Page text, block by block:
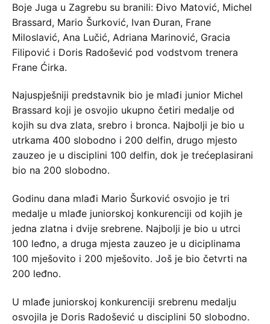
Boje Juga u Zagrebu su branili: Đivo Matović, Michel
Brassard, Mario Šurković, Ivan Đuran, Frane
Miloslavić, Ana Lučić, Adriana Marinović, Gracia
Filipović i Doris Radošević pod vodstvom trenera
Frane Ćirka.
Najuspješniji predstavnik bio je mlađi junior Michel
Brassard koji je osvojio ukupno četiri medalje od
kojih su dva zlata, srebro i bronca. Najbolji je bio u
utrkama 400 slobodno i 200 delfin, drugo mjesto
zauzeo je u disciplini 100 delfin, dok je trećeplasirani
bio na 200 slobodno.
Godinu dana mlađi Mario Šurković osvojio je tri
medalje u mlađe juniorskoj konkurenciji od kojih je
jedna zlatna i dvije srebrene. Najbolji je bio u utrci
100 leđno, a druga mjesta zauzeo je u diciplinama
100 mješovito i 200 mješovito. Još je bio četvrti na
200 leđno.
U mlađe juniorskoj konkurenciji srebrenu medalju
osvojila je Doris Radošević u disciplini 50 slobodno.